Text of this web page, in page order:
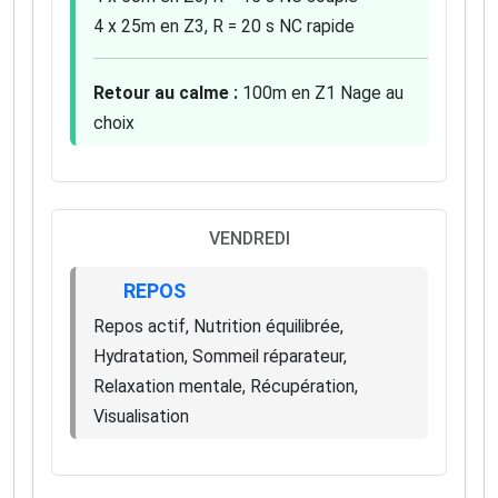
4 x 25m en Z3, R = 20 s NC rapide
Retour au calme : 100m en Z1 Nage au
choix
VENDREDI
REPOS
Repos actif, Nutrition équilibrée,
Hydratation, Sommeil réparateur,
Relaxation mentale, Récupération,
Visualisation